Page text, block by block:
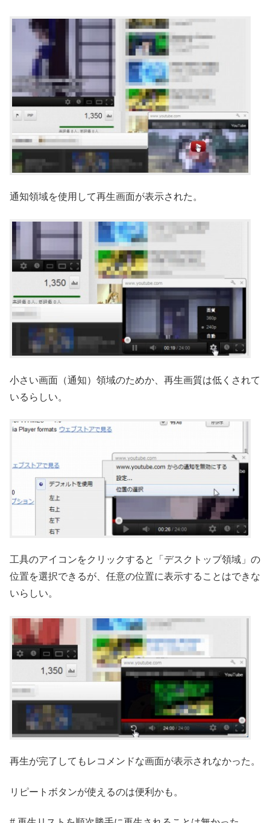
通知領域を使用して再生画面が表示された。
小さい画面（通知）領域のためか、再生画質は低くされて
いるらしい。
工具のアイコンをクリックすると「デスクトップ領域」の
位置を選択できるが、任意の位置に表示することはできな
いらしい。
再生が完了してもレコメンドな画面が表示されなかった。
リピートボタンが使えるのは便利かも。